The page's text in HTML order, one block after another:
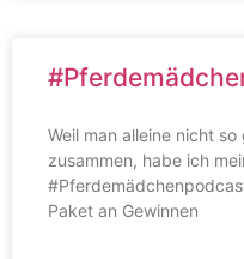
Weil man alleine nicht
zusammen, habe ich
Paket an Gewinnen